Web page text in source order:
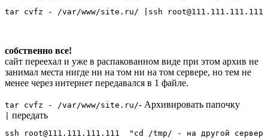
tar cvfz - /var/www/site.ru/ |ssh
собственно все!
сайт переехал и уже в распакованном виде при этом архив не
занимал места нигде ни на том ни на том сервере, но тем не
менее через интернет передавался в 1 файле.
tar cvfz - /var/www/site.ru/- Архивировать папочку
передать
ssh root@111.111.111.111  "cd /tmp/ - на другой сервер